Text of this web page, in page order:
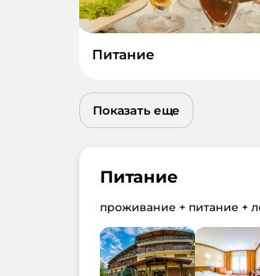
Питание
Показать еще
Питание
проживание + питание +